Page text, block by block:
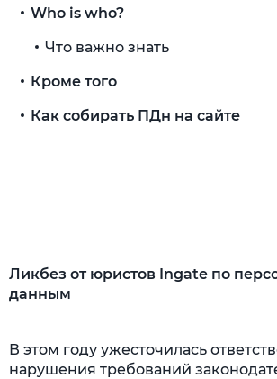
Ликбез от юристов Ingate по
данным
В этом году ужесточилась
нарушения требований
Who is who?
Что важно знать
Кроме того
Как собирать ПДн на сайте